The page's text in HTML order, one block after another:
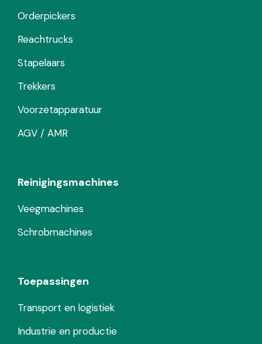
Orderpickers
Reachtrucks
Stapelaars
Trekkers
Voorzetapparatuur
AGV / AMR
Reinigingsmachines
Veegmachines
Schrobmachines
Toepassingen
Transport en logistiek
Industrie en productie